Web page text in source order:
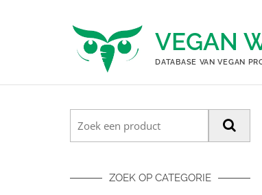
VEGAN
DATABASE VAN VEGAN
ZOEK OP CATEGORIE